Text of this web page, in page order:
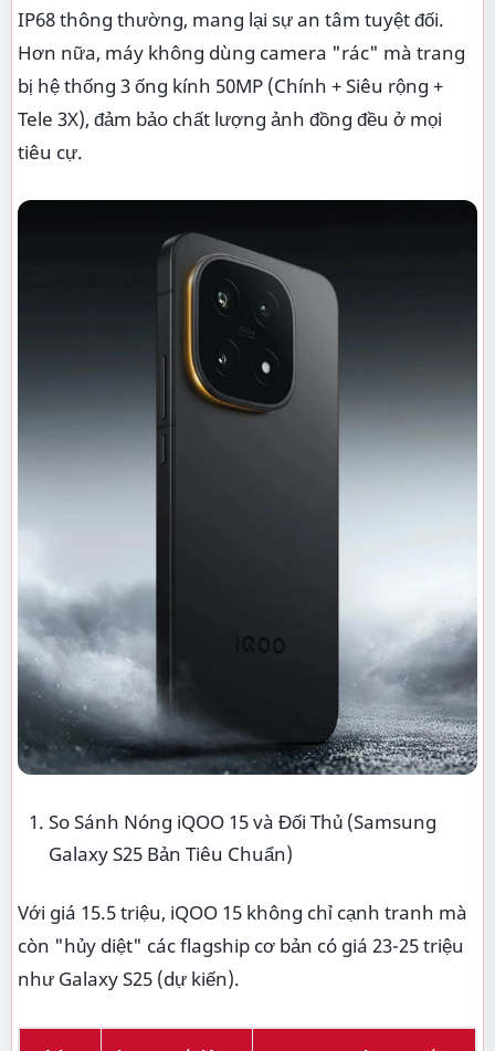
IP68 thông thường, mang lại sự an tâm tuyệt đối.
Hơn nữa, máy không dùng camera "rác" mà trang
bị hệ thống 3 ống kính 50MP (Chính + Siêu rộng +
Tele 3X), đảm bảo chất lượng ảnh đồng đều ở mọi
tiêu cự.
So Sánh Nóng iQOO 15 và Đối Thủ (Samsung
Galaxy S25 Bản Tiêu Chuẩn)
Với giá 15.5 triệu, iQOO 15 không chỉ cạnh tranh mà
còn "hủy diệt" các flagship cơ bản có giá 23-25 triệu
như Galaxy S25 (dự kiến).